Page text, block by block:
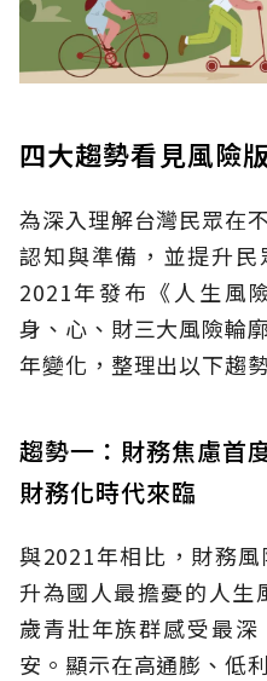
四大趨勢看見風險
為深入理解台灣民眾在
認知與準備，並提升
2021年發布《人生風
身、心、財三大風險輪
年變化，整理出以下趨
趨勢一：財務焦慮首
財務化時代來臨
與2021年相比，財務
升為國人最擔憂的人生
歲青壯年族群感受最
安。顯示在高通膨、低